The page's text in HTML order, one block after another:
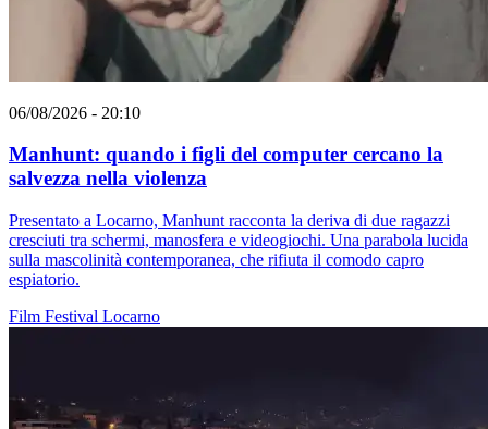
06/08/2026 - 20:10
Manhunt: quando i figli del computer cercano la
salvezza nella violenza
Presentato a Locarno, Manhunt racconta la deriva di due ragazzi
cresciuti tra schermi, manosfera e videogiochi. Una parabola lucida
sulla mascolinità contemporanea, che rifiuta il comodo capro
espiatorio.
Film Festival Locarno